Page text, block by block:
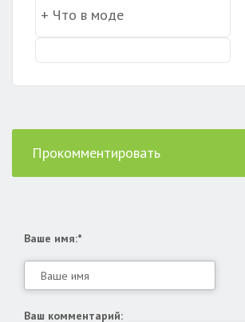
Прокомментировать
Ваше имя:*
Ваш комментарий: